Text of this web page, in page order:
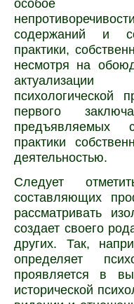
особое
содержаний и
практики,
несмотря на
психологической
первого
предъявляемых
практики
деятельностью.
Следует
составляющих
рассматривать
создает своего
других. Так,
определяет
проявляется в
исторической